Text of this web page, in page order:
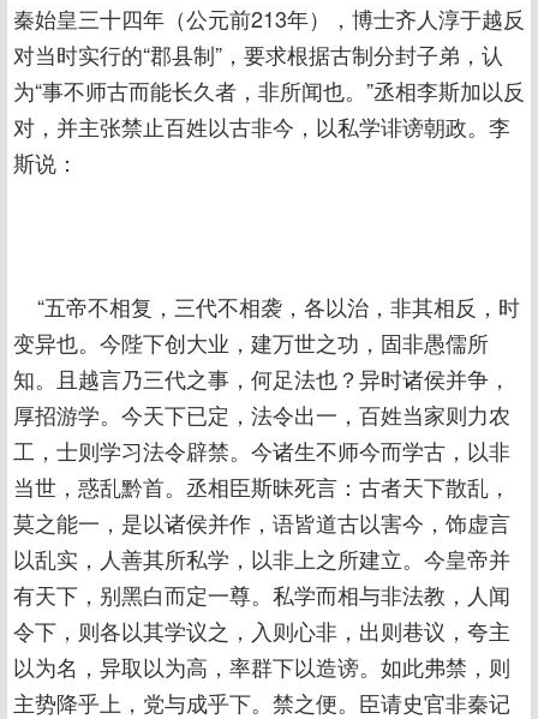
秦始皇三十四年（公元前213年），博士齐人淳于越反
对当时实行的“郡县制”，要求根据古制分封子弟，认
为“事不师古而能长久者，非所闻也。”丞相李斯加以反
对，并主张禁止百姓以古非今，以私学诽谤朝政。李
斯说：
“五帝不相复，三代不相袭，各以治，非其相反，时
变异也。今陛下创大业，建万世之功，固非愚儒所
知。且越言乃三代之事，何足法也？异时诸侯并争，
厚招游学。今天下已定，法令出一，百姓当家则力农
工，士则学习法令辟禁。今诸生不师今而学古，以非
当世，惑乱黔首。丞相臣斯昧死言：古者天下散乱，
莫之能一，是以诸侯并作，语皆道古以害今，饰虚言
以乱实，人善其所私学，以非上之所建立。今皇帝并
有天下，别黑白而定一尊。私学而相与非法教，人闻
令下，则各以其学议之，入则心非，出则巷议，夸主
以为名，异取以为高，率群下以造谤。如此弗禁，则
主势降乎上，党与成乎下。禁之便。臣请史官非秦记